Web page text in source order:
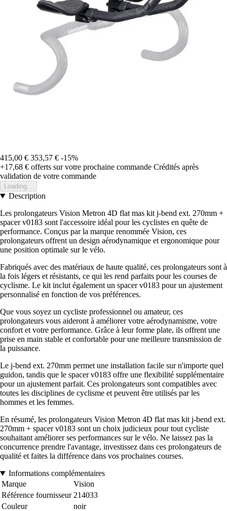
415,00 € 353,57 € -15%
+17,68 € offerts sur votre prochaine commande Crédités après
validation de votre commande
Loading...
Description
Les prolongateurs Vision Metron 4D flat mas kit j-bend ext. 270mm +
spacer v0183 sont l'accessoire idéal pour les cyclistes en quête de
performance. Conçus par la marque renommée Vision, ces
prolongateurs offrent un design aérodynamique et ergonomique pour
une position optimale sur le vélo.
Fabriqués avec des matériaux de haute qualité, ces prolongateurs sont à
la fois légers et résistants, ce qui les rend parfaits pour les courses de
cyclisme. Le kit inclut également un spacer v0183 pour un ajustement
personnalisé en fonction de vos préférences.
Que vous soyez un cycliste professionnel ou amateur, ces
prolongateurs vous aideront à améliorer votre aérodynamisme, votre
confort et votre performance. Grâce à leur forme plate, ils offrent une
prise en main stable et confortable pour une meilleure transmission de
la puissance.
Le j-bend ext. 270mm permet une installation facile sur n'importe quel
guidon, tandis que le spacer v0183 offre une flexibilité supplémentaire
pour un ajustement parfait. Ces prolongateurs sont compatibles avec
toutes les disciplines de cyclisme et peuvent être utilisés par les
hommes et les femmes.
En résumé, les prolongateurs Vision Metron 4D flat mas kit j-bend ext.
270mm + spacer v0183 sont un choix judicieux pour tout cycliste
souhaitant améliorer ses performances sur le vélo. Ne laissez pas la
concurrence prendre l'avantage, investissez dans ces prolongateurs de
qualité et faites la différence dans vos prochaines courses.
Informations complémentaires
Marque
Vision
Référence fournisseur 214033
Couleur
noir